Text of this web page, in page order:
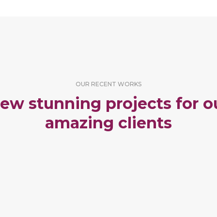
OUR RECENT WORKS
stunning projects for
amazing clients